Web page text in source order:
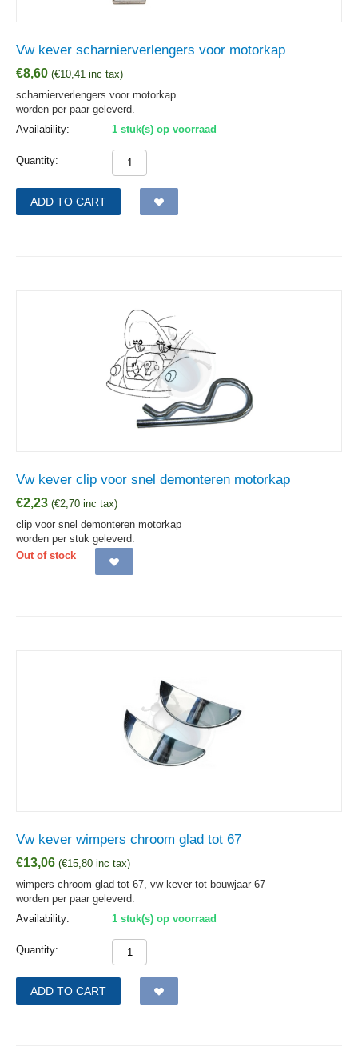
Vw kever scharnierverlengers voor motorkap
€8,60 (€10,41 inc tax)
scharnierverlengers voor motorkap
worden per paar geleverd.
Availability:
1 stuk(s) op voorraad
Quantity:
ADD TO CART
Vw kever clip voor snel demonteren motorkap
€2,23 (€2,70 inc tax)
clip voor snel demonteren motorkap
worden per stuk geleverd.
Out of stock
Vw kever wimpers chroom glad tot 67
€13,06 (€15,80 inc tax)
wimpers chroom glad tot 67, vw kever tot bouwjaar 67
worden per paar geleverd.
Availability:
1 stuk(s) op voorraad
Quantity:
ADD TO CART